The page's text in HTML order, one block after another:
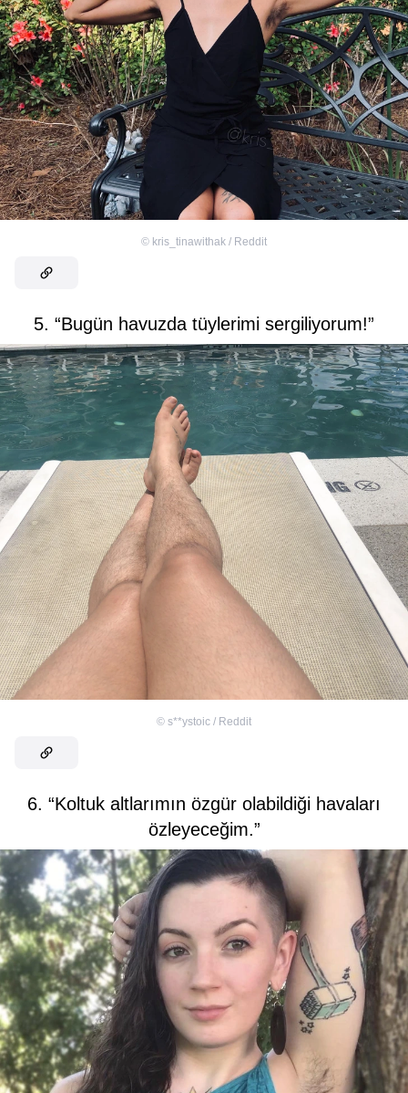
© kris_tinawithak / Reddit
5. “Bugün havuzda tüylerimi sergiliyorum!”
© s**ystoic / Reddit
6. “Koltuk altlarımın özgür olabildiği havaları
özleyeceğim.”